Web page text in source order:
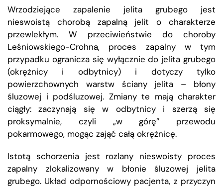
Wrzodziejące zapalenie jelita grubego jest
nieswoistą chorobą zapalną jelit o charakterze
przewlekłym. W przeciwieństwie do choroby
Leśniowskiego-Crohna, proces zapalny w tym
przypadku ogranicza się wyłącznie do jelita grubego
(okrężnicy i odbytnicy) i dotyczy tylko
powierzchownych warstw ściany jelita – błony
śluzowej i podśluzowej. Zmiany te mają charakter
ciągły: zaczynają się w odbytnicy i szerzą się
proksymalnie, czyli „w górę” przewodu
pokarmowego, mogąc zająć całą okrężnicę.
Istotą schorzenia jest rozlany nieswoisty proces
zapalny zlokalizowany w błonie śluzowej jelita
grubego. Układ odpornościowy pacjenta, z przyczyn